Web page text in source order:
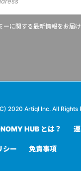
に関する最新情報をお届け
2020 Artiql Inc. All Rights
HUB とは？
シー 免責事項